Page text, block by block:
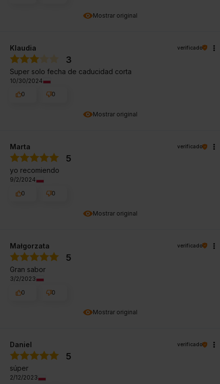
Mostrar original
Mostrar original
Klaudia verificado
3
Super solo fecha de caducidad corta
10/30/2024
0
0
Mostrar original
Marta verificado
5
yo recomiendo
9/2/2024
0
0
Mostrar original
Małgorzata verificado
5
Gran sabor
3/2/2023
0
0
Daniel verificado
5
súper
2/12/2023